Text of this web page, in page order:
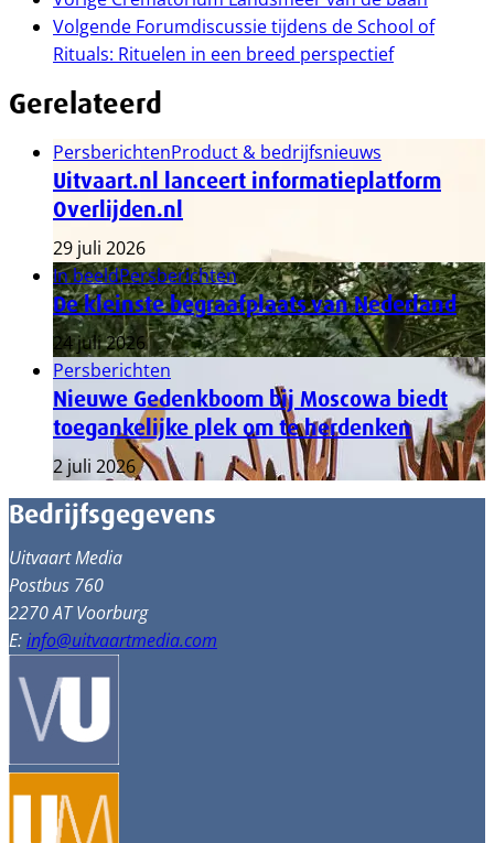
Volgende Forumdiscussie tijdens de School of
Rituals: Rituelen in een breed perspectief
Gerelateerd
PersberichtenProduct & bedrijfsnieuws
Uitvaart.nl lanceert informatieplatform
Overlijden.nl
29 juli 2026
In beeldPersberichten
De kleinste begraafplaats van Nederland
24 juli 2026
Persberichten
Nieuwe Gedenkboom bij Moscowa biedt
toegankelijke plek om te herdenken
2 juli 2026
Bedrijfsgegevens
Uitvaart Media
Postbus 760
2270 AT Voorburg
E:info@uitvaartmedia.com